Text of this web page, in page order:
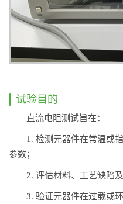
试验目的
直流电阻测试旨在：
1. 检测元器件在常温或
参数；
2. 评估材料、工艺缺陷
3. 验证元器件在过载或